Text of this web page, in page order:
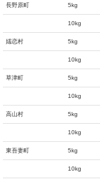
長野原町 5kg
10kg
嬬恋村 5kg
10kg
草津町 5kg
10kg
高山村 5kg
10kg
東吾妻町 5kg
10kg